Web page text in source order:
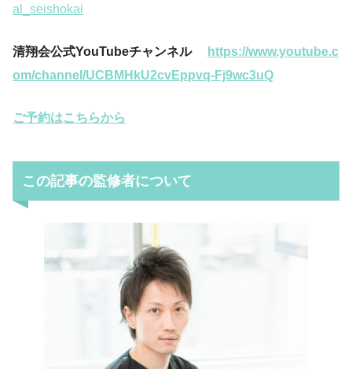
al_seishokai
清翔会公式YouTubeチャンネル
https://www.youtube.c
om/channel/UCBMHkU2cvEppvq-Fj9wc3uQ
ご予約はこちらから
この記事の監修者について